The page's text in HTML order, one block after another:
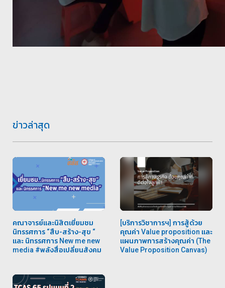
ข่าวล่าสุด
คณาจารย์และนิสิตเยี่ยมชม
นิทรรศการ “สืบ-สร้าง-สุข “
และ นิทรรศการ New me new
media #พลังสื่อเปลี่ยนสังคม
[บริการวิชาการฯ] การสู้ด้วย
คุณค่า Value proposition และ
แผนภาพการสร้างคุณค่า (The
Value Proposition Canvas)